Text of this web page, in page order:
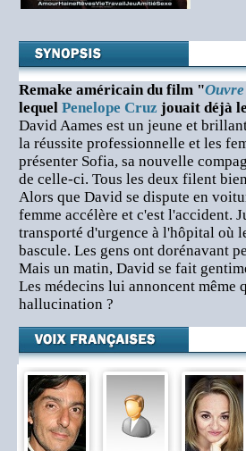
Remake américain du film "
lequel Penelope Cruz jouait déjà
David Aames est un jeune et
la réussite professionnelle et les
présenter Sofia, sa nouvelle
de celle-ci. Tous les deux filent
Alors que David se dispute en
femme accélère et c'est l'accident.
transporté d'urgence à l'hôpital où
bascule. Les gens ont dorénavant
Mais un matin, David se fait
Les médecins lui annoncent
hallucination ?